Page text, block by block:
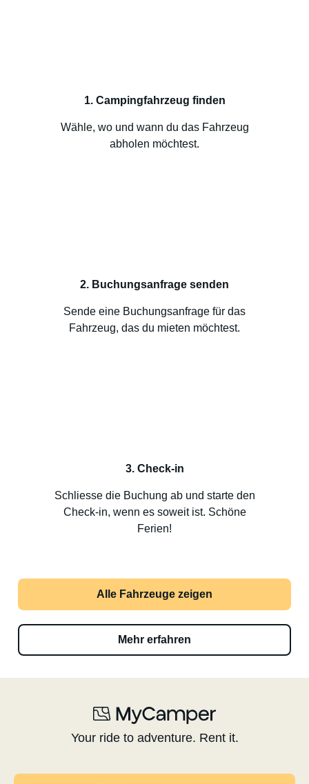
1. Campingfahrzeug finden
Wähle, wo und wann du das Fahrzeug
abholen möchtest.
2. Buchungsanfrage senden
Sende eine Buchungsanfrage für das
Fahrzeug, das du mieten möchtest.
3. Check-in
Schliesse die Buchung ab und starte den
Check-in, wenn es soweit ist. Schöne
Ferien!
Alle Fahrzeuge zeigen
Mehr erfahren
Your ride to adventure. Rent it.